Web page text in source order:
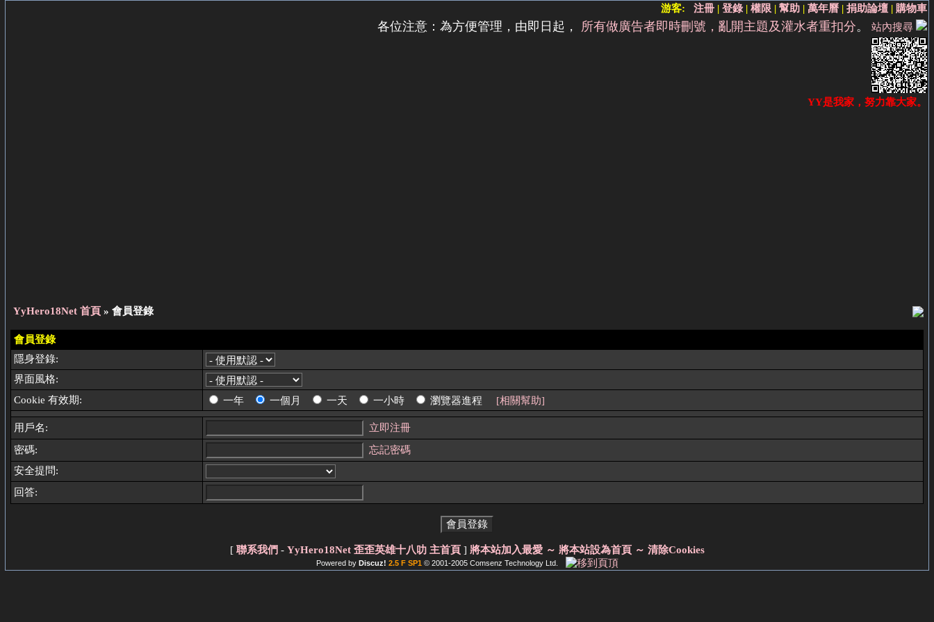
游客: 注冊 | 登錄 | 權限 | 幫助 | 萬年曆 | 捐助論壇 | 購物車
各位注意：為方便管理，由即日起， 所有做廣告者即時刪號，亂開主題及灌水者重扣分。 站內搜尋
YY是我家，努力靠大家。
YyHero18Net 首頁 » 會員登錄
會員登錄
隱身登錄:
界面風格:
Cookie 有效期:
一年 一個月 一天 一小時 瀏覽器進程 [相關幫助]
用戶名:
立即注冊
密碼:
忘記密碼
安全提問:
回答:
[ 聯系我們 - YyHero18Net 歪歪英雄十八叻 主首頁] 將本站加入最愛 ～ 將本站設為首頁 ～ 清除Cookies
Powered by Discuz! 2.5 F SP1 © 2001-2005 Comsenz Technology Ltd.